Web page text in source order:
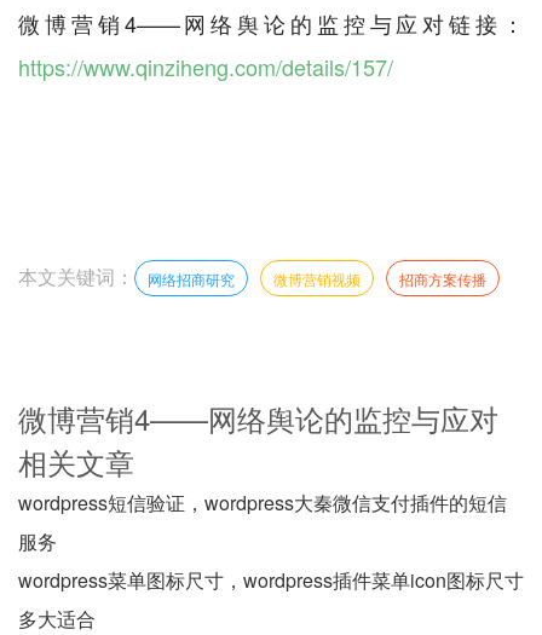
微博营销4——网络舆论的监控与应对链接：
https://www.qinziheng.com/details/157/
本文关键词： 网络招商研究 微博营销视频 招商方案传播
微博营销4——网络舆论的监控与应对
相关文章
wordpress短信验证，wordpress大秦微信支付插件的短信
服务
wordpress菜单图标尺寸，wordpress插件菜单icon图标尺寸
多大适合